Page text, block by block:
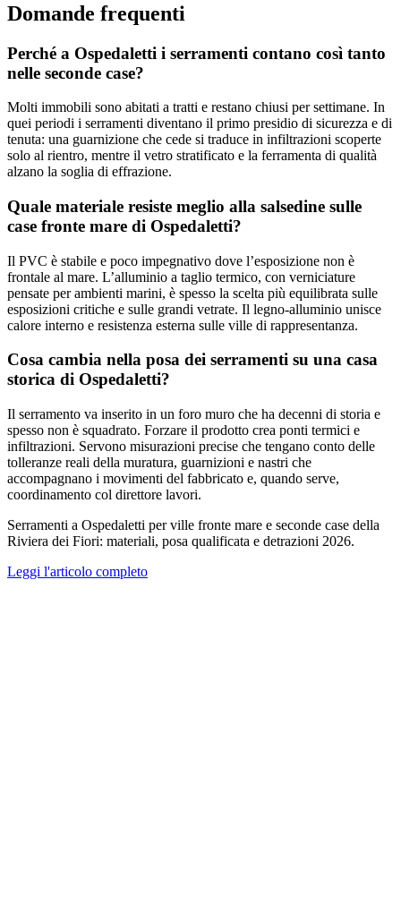
Domande frequenti
Perché a Ospedaletti i serramenti contano così tanto
nelle seconde case?
Molti immobili sono abitati a tratti e restano chiusi per settimane. In
quei periodi i serramenti diventano il primo presidio di sicurezza e di
tenuta: una guarnizione che cede si traduce in infiltrazioni scoperte
solo al rientro, mentre il vetro stratificato e la ferramenta di qualità
alzano la soglia di effrazione.
Quale materiale resiste meglio alla salsedine sulle
case fronte mare di Ospedaletti?
Il PVC è stabile e poco impegnativo dove l’esposizione non è
frontale al mare. L’alluminio a taglio termico, con verniciature
pensate per ambienti marini, è spesso la scelta più equilibrata sulle
esposizioni critiche e sulle grandi vetrate. Il legno-alluminio unisce
calore interno e resistenza esterna sulle ville di rappresentanza.
Cosa cambia nella posa dei serramenti su una casa
storica di Ospedaletti?
Il serramento va inserito in un foro muro che ha decenni di storia e
spesso non è squadrato. Forzare il prodotto crea ponti termici e
infiltrazioni. Servono misurazioni precise che tengano conto delle
tolleranze reali della muratura, guarnizioni e nastri che
accompagnano i movimenti del fabbricato e, quando serve,
coordinamento col direttore lavori.
Serramenti a Ospedaletti per ville fronte mare e seconde case della
Riviera dei Fiori: materiali, posa qualificata e detrazioni 2026.
Leggi l'articolo completo